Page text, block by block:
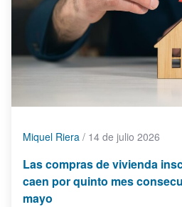
Miquel Riera / 14 de julio 2026
Las compras de vivienda
caen por quinto mes
mayo